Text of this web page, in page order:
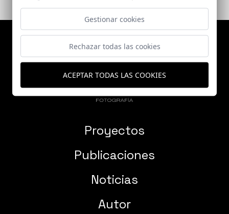
Proyectos
Publicaciones
Noticias
Autor
Gestionar cookies
Rechazar todas las cookies
ACEPTAR TODAS LAS COOKIES